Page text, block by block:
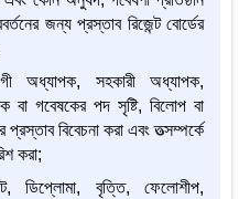
জন্য প্রস্তাব রিজেন্ট বোর্ডের
অধ্যাপক, সহকারী অধ্যাপক,
বা গবেষকের পদ সৃষ্টি, বিলোপ বা
প্রস্তাব বিবেচনা করা এবং তত্সম্পর্কে
করা;
ডিপ্লোমা, বৃত্তি, ফেলোশীপ,